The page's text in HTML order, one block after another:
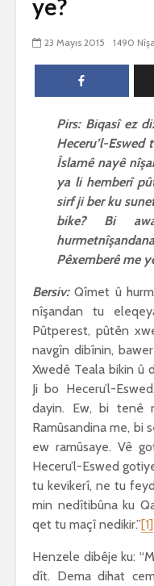
ye?
23 Mayıs 2015 1490
Pirs: Biqasî ez
Heceru’l-
Îslamê nayê
ya li hemberî
sirf ji ber ku
bike? Bi
Pêxemberê me
Bersiv:Qîmet û
nîşandan tu
Pûtperest, pûtên
navgîn dibînin,
Xwedê Teala bikin û
Ji bo Heceru’l-
dayin. Ew, bi tenê
Ramûsandina me, bi
ew ramûsaye. Vê
Heceru’l-Eswed
tu kevikerî, ne tu
min nedîtibûna ku
qet tu maçî nedikir.”[1]
Henzele dibêje ku:
dît. Dema dihat
Him
Gelo
her
e?
27
3071